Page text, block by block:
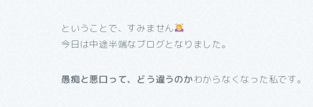
ということで、すみません
今日は中途半端なブログとなりました。
愚痴と悪口って、どう違うのかわからなくなった私です。